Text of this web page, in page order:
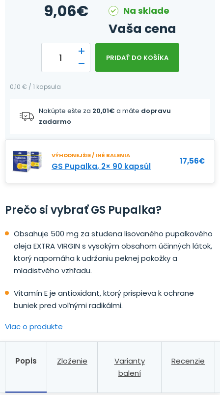
9,06€ Na sklade
Vaša cena
PRIDAŤ DO KOŠÍKA
0,10 € / 1 kapsula
Nakúpte ešte za 20,01€ a máte dopravu
zadarmo
VÝHODNEJŠIE / INÉ BALENIA
GS Pupalka, 2× 90 kapsúl 17,56€
Prečo si vybrať GS Pupalka?
Obsahuje 500 mg za studena lisovaného pupalkového
oleja EXTRA VIRGIN s vysokým obsahom účinných látok,
ktorý napomáha k udržaniu peknej pokožky a
mladistvého vzhľadu.
Vitamín E je antioxidant, ktorý prispieva k ochrane
buniek pred voľnými radikálmi.
Viac o produkte
Popis Zloženie
Varianty
balení
Recenzie